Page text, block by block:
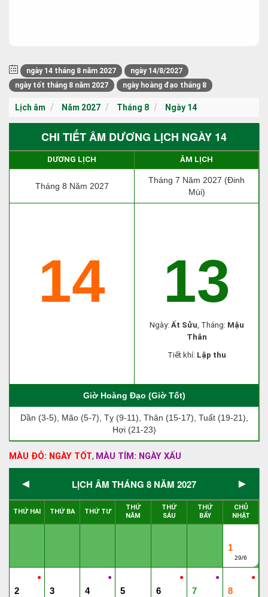
ngày 14 tháng 8 năm 2027
ngày 14/8/2027
ngày tốt tháng 8 năm 2027
ngày hoàng đạo tháng 8
Lịch âm Năm 2027 Tháng 8 Ngày 14
CHI TIẾT ÂM DƯƠNG LỊCH NGÀY 14
DƯƠNG LỊCH ÂM LỊCH
Tháng 8 Năm 2027
Tháng 7 Năm 2027 (Đinh
Mùi)
14 13
Ngày: Ất Sửu, Tháng: Mậu
Thân
Tiết khí: Lập thu
Giờ Hoàng Đạo (Giờ Tốt)
Dần (3-5), Mão (5-7), Tỵ (9-11), Thân (15-17), Tuất (19-21),
Hợi (21-23)
MÀU ĐỎ: NGÀY TỐT, MÀU TÍM: NGÀY XẤU
◄ LỊCH ÂM THÁNG 8 NĂM 2027 ►
THỨ HAI THỨ BA THỨ TƯ
THỨ
NĂM
THỨ
SÁU
THỨ
BẨY
CHỦ
NHẬT
1
29/6
●
2 3
●
4 5
●
6
●
7
●
8